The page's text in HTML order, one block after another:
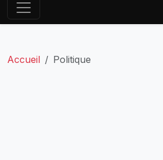
Accueil Politique